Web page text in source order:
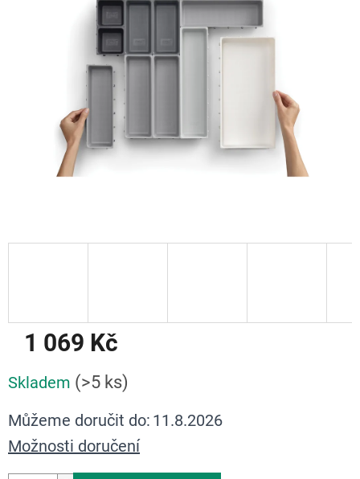
1 069 Kč
cena:
Skladem (>5 ks)
Můžeme doručit do: 11.8.2026
Možnosti doručení